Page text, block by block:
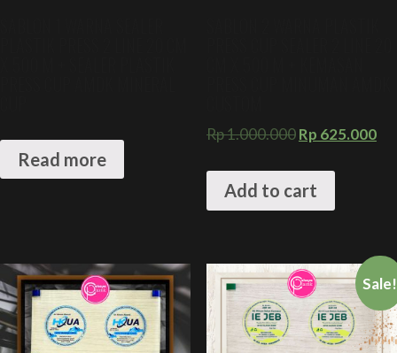
Read more
Rp1.000.000Rp 625.000
Add to cart
Sale!